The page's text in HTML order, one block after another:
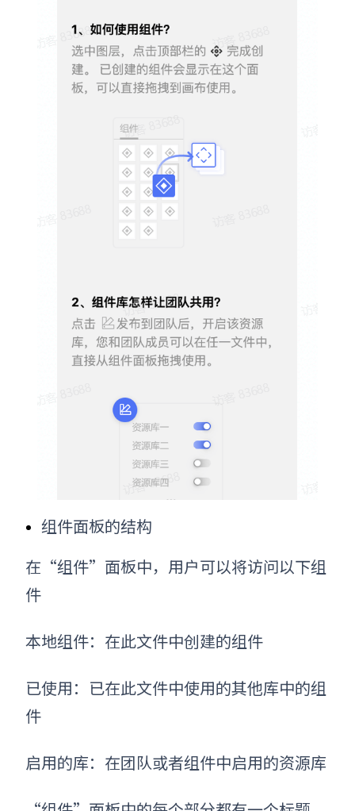
组件面板的结构
在“组件”面板中，用户可以将访问以下组
件
本地组件：在此文件中创建的组件
已使用：已在此文件中使用的其他库中的组
件
启用的库：在团队或者组件中启用的资源库